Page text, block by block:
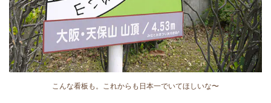
こんな看板も。これからも日本一でいてほしいな〜